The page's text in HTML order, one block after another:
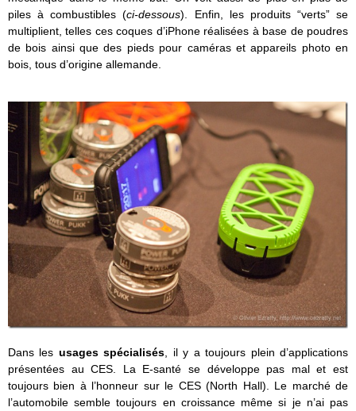
piles à combustibles (ci-dessous). Enfin, les produits “verts” se
multiplient, telles ces coques d’iPhone réalisées à base de poudres
de bois ainsi que des pieds pour caméras et appareils photo en
bois, tous d’origine allemande.
Dans les usages spécialisés , il y a toujours plein d’applications
présentées au CES. La E-santé se développe pas mal et est
toujours bien à l’honneur sur le CES (North Hall). Le marché de
l’automobile semble toujours en croissance même si je n’ai pas